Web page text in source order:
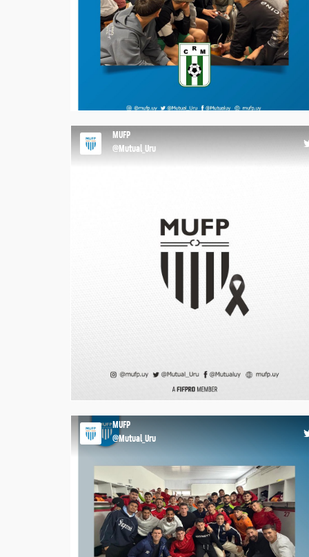
recursos y estrategias para afrontar los desafíos que
se presentan dentro y fuera de la cancha también
forma parte del acompañamiento integral de los
jóvenes deportistas. Agradecemos a quienes nos
permiten acompañar estos procesos.
#MásQueUnGremio
MUFP
@Mutual_Uru
amigos. #AhoraMásQueNunca
https://t.co/JCBZjQVmR3
MUFP
@Mutual_Uru